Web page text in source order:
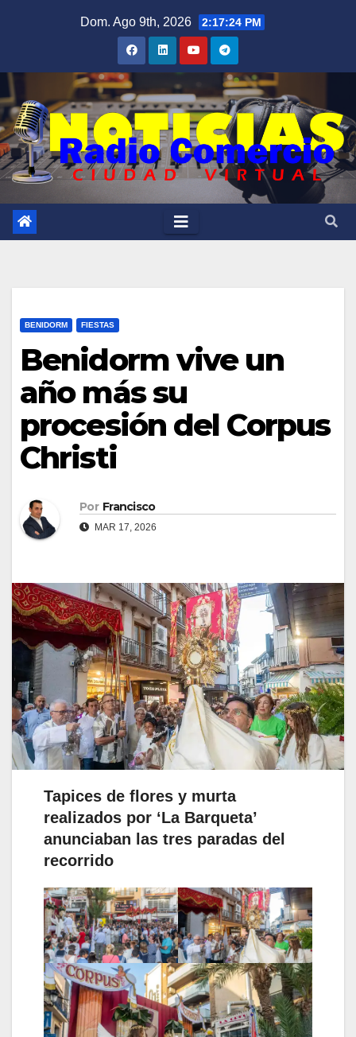
Dom. Ago 9th, 2026 2:17:25 PM
BENIDORM FIESTAS
Benidorm vive un
año más su
procesión del Corpus
Christi
Por Francisco
MAR 17, 2026
Tapices de flores y murta
realizados por ‘La Barqueta’
anunciaban las tres paradas del
recorrido